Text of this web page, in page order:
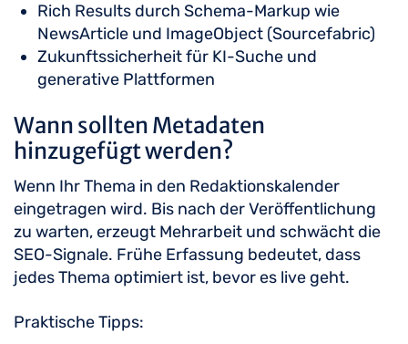
Rich Results durch Schema-Markup wie
NewsArticle und ImageObject (Sourcefabric)
Zukunftssicherheit für KI-Suche und
generative Plattformen
Wann sollten Metadaten
hinzugefügt werden?
Wenn Ihr Thema in den Redaktionskalender
eingetragen wird. Bis nach der Veröffentlichung
zu warten, erzeugt Mehrarbeit und schwächt die
SEO-Signale. Frühe Erfassung bedeutet, dass
jedes Thema optimiert ist, bevor es live geht.
Praktische Tipps: